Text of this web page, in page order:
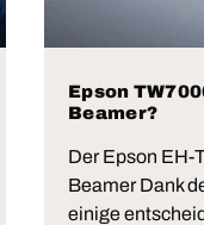
Epson
Beamer?
Der Epson EH-
Beamer Dank
einige